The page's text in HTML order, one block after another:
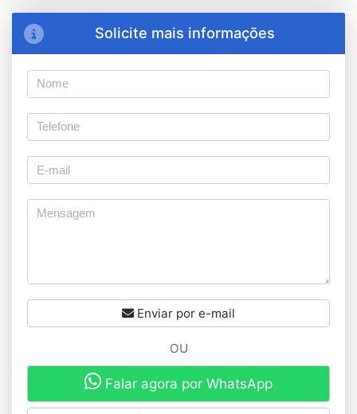
Solicite mais informações
Enviar por e-mail
OU
Falar agora por WhatsApp